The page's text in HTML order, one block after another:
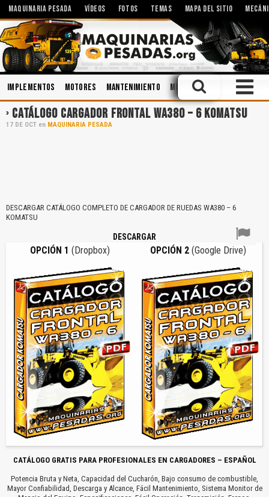
MAQUINARIA PESADA VÍDEOS FOTOS TEMAS MAPA DEL SITIO
Implementos Motores Mantenimiento Minería Soldadura
CATÁLOGO CARGADOR FRONTAL WA380 – 6 KOMATSU
17 DE OCT en MAQUINARIA PESADA
DESCARGAR CATÁLOGO COMPLETO DE CARGADOR DE RUEDAS WA380 – 6
KOMATSU
DESCARGAR
OPCIÓN 1 (Dropbox) OPCIÓN 2 (Google Drive)
CATÁLOGO GRATIS PARA PROFESIONALES EN CARGADORES – ESPAÑOL
Potencia Bruta y Neta, Capacidad del Cucharón, Bajo consumo de combustible,
Mayor Confiabilidad, Descarga y Alcance, Fácil Mantenimiento, Sistema Monitor de